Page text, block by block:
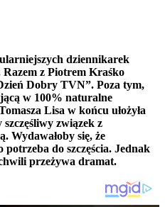
dziennikarek
z Piotrem Kraśko
Dobry TVN”. Poza tym,
w 100% naturalne
Lisa w końcu ułożyła
związek z
Wydawałoby się, że
potrzeba do szczęścia. Jednak
przeżywa dramat.